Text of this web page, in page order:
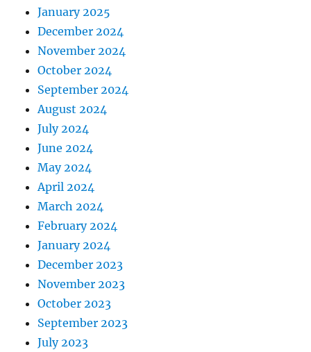
January 2025
December 2024
November 2024
October 2024
September 2024
August 2024
July 2024
June 2024
May 2024
April 2024
March 2024
February 2024
January 2024
December 2023
November 2023
October 2023
September 2023
July 2023